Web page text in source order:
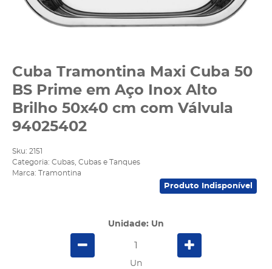
Cuba Tramontina Maxi Cuba 50
BS Prime em Aço Inox Alto
Brilho 50x40 cm com Válvula
94025402
Sku: 2151
Categoria: Cubas Cubas e Tanques
Marca:
Tramontina
Produto Indisponível
Unidade: Un
Un